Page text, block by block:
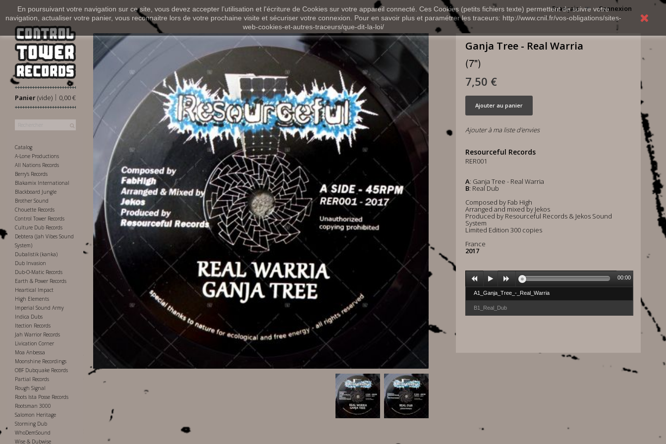
En poursuivant votre navigation sur ce site, vous devez accepter l’utilisation et l'écriture de Cookies sur votre appareil connecté. Ces Cookies (petits fichiers texte) permettent de suivre votre
navigation, actualiser votre panier, vous reconnaitre lors de votre prochaine visite et sécuriser votre connexion. Pour en savoir plus et paramétrer les traceurs: http://www.cnil.fr/vos-obligations/sites-
web-cookies-et-autres-traceurs/que-dit-la-loi/
Connexion
Français
Panier 0,00 €
|
(vide)
Catalog
A-Lone Productions
All Nations Records
Berry's Records
Blakamix International
Blackboard Jungle
Brother Sound
Chouette Records
Control Tower Records
Culture Dub Records
Debtera (Jah Vibes Sound
System)
Dubalistik (kanka)
Dub Invasion
Dub-O-Matic Records
Earth & Power Records
Heartical Impact
High Elements
Imperial Sound Army
Indica Dubs
Itection Records
Jah Warrior Records
Livication Corner
Moa Anbessa
Moonshine Recordings
OBF Dubquake Records
Partial Records
Rough Signal
Roots Ista Posse Records
Rootsman 3000
Salomon Heritage
Storming Dub
WhoDemSound
Wise & Dubwise
Ganja Tree - Real Warria
(7")
7,50 €
Ajouter au panier
Ajouter à ma liste d'envies
Resourceful Records
RER001
A: Ganja Tree - Real Warria
B: Real Dub
Composed by Fab High
Arranged and mixed by Jekos
Produced by Resourceful Records & Jekos Sound
System
Limited Edition 300 copies
France
2017
A1_Ganja_Tree_-_Real_Warria
B1_Real_Dub
00:00